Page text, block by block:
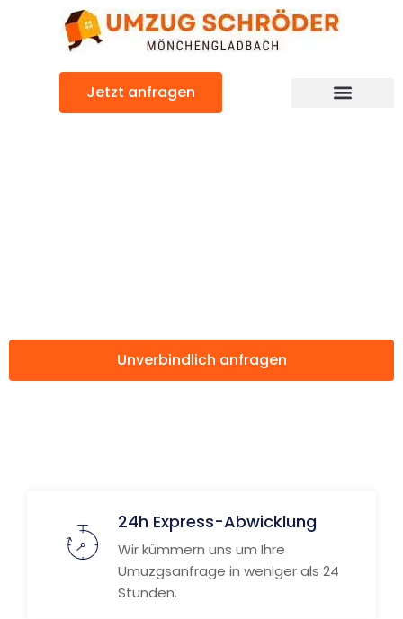
Jetzt anfragen
Unverbindlich anfragen
24h Express-Abwicklung
Wir kümmern uns um Ihre
Umuzgsanfrage in weniger als 24
Stunden.